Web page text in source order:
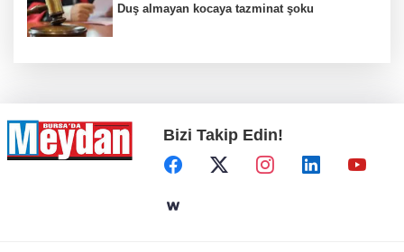
Duş almayan kocaya tazminat şoku
Bizi Takip Edin!